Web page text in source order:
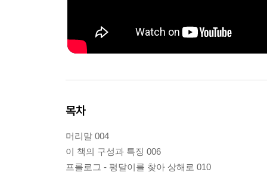
목차
머리말 004
이 책의 구성과 특징 006
프롤로그 - 평달이를 찾아 상해로 010